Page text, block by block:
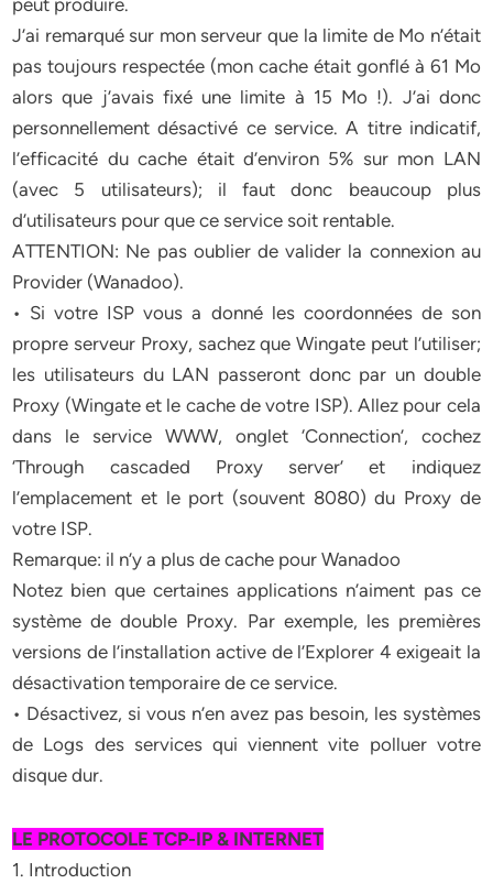
peut produire.
J’ai remarqué sur mon serveur que la limite de Mo n’était
pas toujours respectée (mon cache était gonflé à 61 Mo
alors que j’avais fixé une limite à 15 Mo !). J’ai donc
personnellement désactivé ce service. A titre indicatif,
l’efficacité du cache était d’environ 5% sur mon LAN
(avec 5 utilisateurs); il faut donc beaucoup plus
d’utilisateurs pour que ce service soit rentable.
ATTENTION: Ne pas oublier de valider la connexion au
Provider (Wanadoo).
• Si votre ISP vous a donné les coordonnées de son
propre serveur Proxy, sachez que Wingate peut l’utiliser;
les utilisateurs du LAN passeront donc par un double
Proxy (Wingate et le cache de votre ISP). Allez pour cela
dans le service WWW, onglet ‘Connection’, cochez
‘Through cascaded Proxy server’ et indiquez
l’emplacement et le port (souvent 8080) du Proxy de
votre ISP.
Remarque: il n’y a plus de cache pour Wanadoo
Notez bien que certaines applications n’aiment pas ce
système de double Proxy. Par exemple, les premières
versions de l’installation active de l’Explorer 4 exigeait la
désactivation temporaire de ce service.
• Désactivez, si vous n’en avez pas besoin, les systèmes
de Logs des services qui viennent vite polluer votre
disque dur.
LE PROTOCOLE TCP-IP & INTERNET
1. Introduction